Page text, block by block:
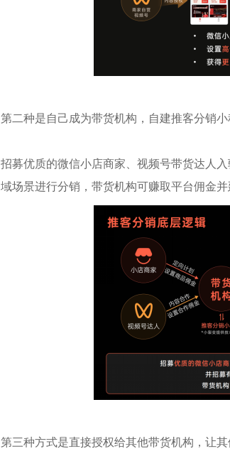
第二种是自己成为带货机构，自建推客分销
招募优质的微信小店商家、视频号带货达人
域场景进行分销，带货机构可赚取平台佣金并
第三种方式是直接授权给其他带货机构，让